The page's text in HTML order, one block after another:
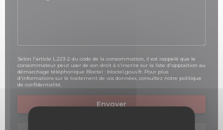
Selon l'article L.223-2 du code de la consommation, il est rappelé que le
consommateur peut user de son droit à s'inscrire sur la liste d'opposition au
démarchage téléphonique Bloctel : bloctel.gouv.fr. Pour plus
d'informations sur le traitement de vos données, consultez notre politique
de confidentialité.